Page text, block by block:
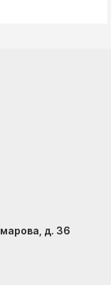
д. 36